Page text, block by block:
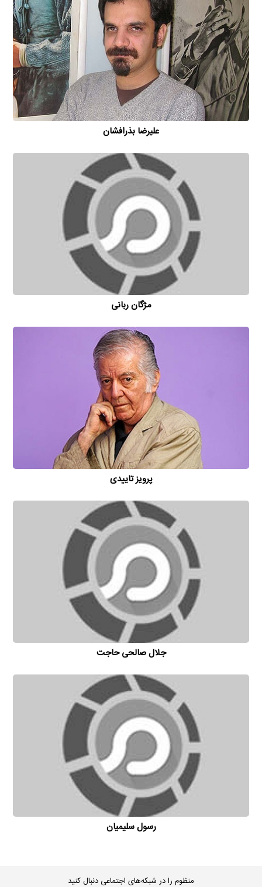
علیرضا بذرافشان
مژگان ربانی
پرویز تاییدی
جلال صالحی حاجت
رسول سلیمیان
منظوم را در شبکه‌های اجتماعی دنبال کنید